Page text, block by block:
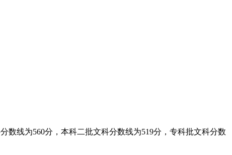
数线为560分，本科二批文科分数线为519分，专科批文科分数